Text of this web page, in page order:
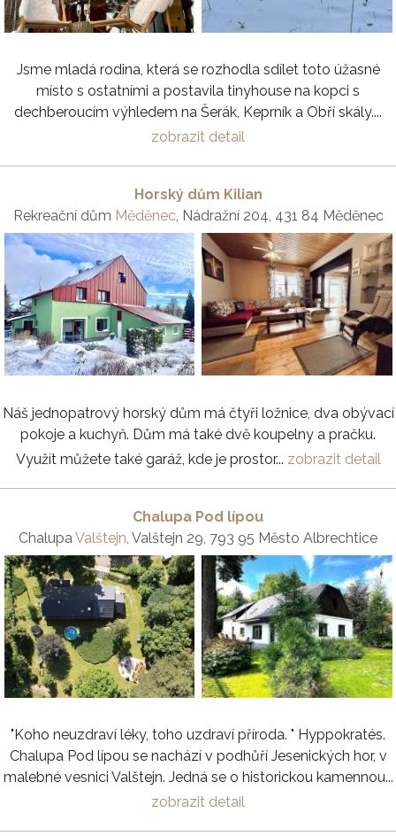
Jsme mladá rodina, která se rozhodla sdílet toto úžasné
místo s ostatními a postavila tinyhouse na kopci s
dechberoucím výhledem na Šerák, Keprník a Obří skály....
zobrazit detail
Horský dům Kilian
Rekreační dům Měděnec, Nádražní 204, 431 84 Měděnec
Náš jednopatrový horský dům má čtyři ložnice, dva obývací
pokoje a kuchyň. Dům má také dvě koupelny a pračku.
Využít můžete také garáž, kde je prostor... zobrazit detail
Chalupa Pod lípou
Chalupa Valštejn , Valštejn 29, 793 95 Město Albrechtice
"Koho neuzdraví léky, toho uzdraví příroda. " Hyppokratés.
Chalupa Pod lípou se nachází v podhůří Jesenických hor, v
malebné vesnici Valštejn. Jedná se o historickou kamennou...
zobrazit detail